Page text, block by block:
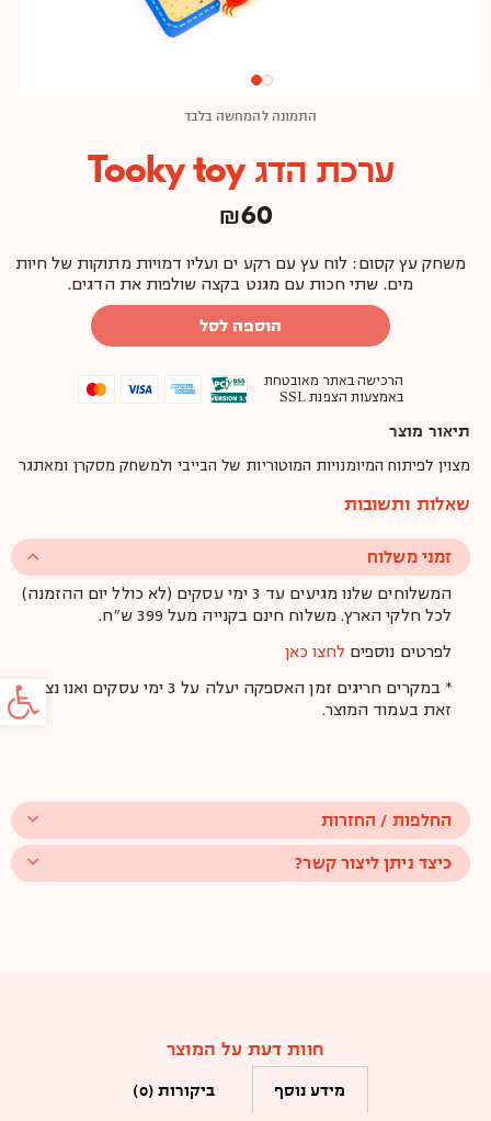
התמונה להמחשה בלבד
ערכת הדג Tooky toy
₪60
משחק עץ קסום: לוח עץ עם רקע ים ועליו דמויות מתוקות של חיות
מים. שתי חכות עם מגנט בקצה שולפות את הדגים.
הוספה לסל
הרכישה באתר מאובטחת
באמצעות הצפנת SSL
תיאור מוצר
מצוין לפיתוח המיומנויות המוטוריות של הבייבי ולמשחק מסקרן ומאתגר
שאלות ותשובות
זמני משלוח
המשלוחים שלנו מגיעים עד 3 ימי עסקים (לא כולל יום ההזמנה)
לכל חלקי הארץ. משלוח חינם בקנייה מעל 399 ש"ח.
לפרטים נוספיםלחצו כאן
* במקרים חריגים זמן האספקה יעלה על 3 ימי עסקים ואנו נציין
זאת בעמוד המוצר.
החלפות / החזרות
כיצד ניתן ליצור קשר?
חוות דעת על המוצר
מידע נוסף ביקורות (0)